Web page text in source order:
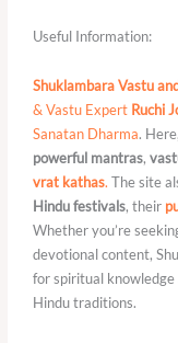
Useful Information:
Shuklambara Vastu
& Vastu Expert Ruchi
Sanatan Dharma.
powerful mantras,
vrat kathas. The site
Hindu festivals, their
Whether you’re
devotional content,
for spiritual
Hindu traditions.